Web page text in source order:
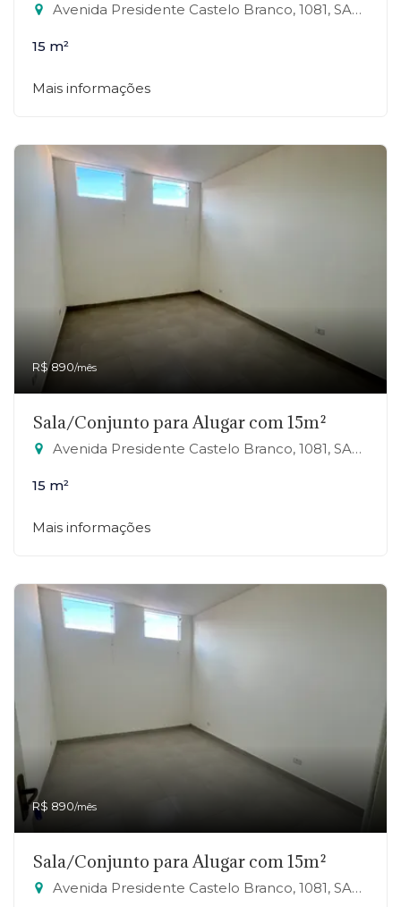
Avenida Presidente Castelo Branco, 1081, SALA 20 - Jardim Zaira, Mauá-SP
15 m²
Mais informações
R$ 890/mês
Sala/Conjunto para Alugar com 15m²
Avenida Presidente Castelo Branco, 1081, SALA 21 - Jardim Zaira, Mauá-SP
15 m²
Mais informações
R$ 890/mês
Sala/Conjunto para Alugar com 15m²
Avenida Presidente Castelo Branco, 1081, SALA 22 - Jardim Zaira, Mauá-SP